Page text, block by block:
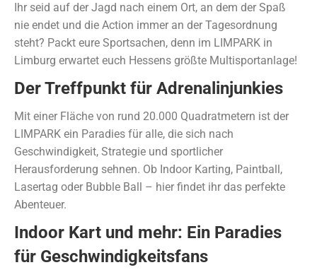
Ihr seid auf der Jagd nach einem Ort, an dem der Spaß
nie endet und die Action immer an der Tagesordnung
steht? Packt eure Sportsachen, denn im LIMPARK in
Limburg erwartet euch Hessens größte Multisportanlage!
Der Treffpunkt für Adrenalinjunkies
Mit einer Fläche von rund 20.000 Quadratmetern ist der
LIMPARK ein Paradies für alle, die sich nach
Geschwindigkeit, Strategie und sportlicher
Herausforderung sehnen. Ob Indoor Karting, Paintball,
Lasertag oder Bubble Ball – hier findet ihr das perfekte
Abenteuer.
Indoor Kart und mehr: Ein Paradies
für Geschwindigkeitsfans